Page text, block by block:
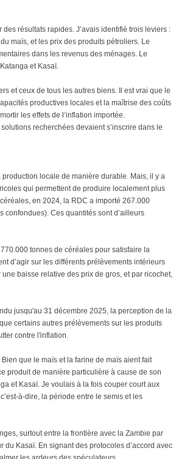
résultats rapides. J’avais identifié trois leviers :
maïs, et les prix des produits pétroliers. Le
dans les revenus des ménages. Le
et Kasaï.
et ceux de tous les autres biens. Il est vrai que le
productives locales et la maîtrise des coûts
les effets de l’inflation importée.
recherchées devaient s’inscrire dans le
locale de manière durable. Mais, il y a
qui permettent de produire localement plus
en 2024, la RDC a importé 267.000
confondues). Ces quantités sont d’ailleurs
tonnes de céréales pour satisfaire la
d’agir sur les différents prélèvements intérieurs
baisse relative des prix de gros, et par ricochet,
jusqu'au 31 décembre 2025, la perception de la
certains autres prélèvements sur les produits
contre l'inflation.
que le maïs et la farine de maïs aient fait
produit de manière particulière à cause de son
et Kasaï. Je voulais à la fois couper court aux
à-dire, la période entre le semis et les
surtout entre la frontière avec la Zambie par
du Kasaï. En signant des protocoles d’accord avec